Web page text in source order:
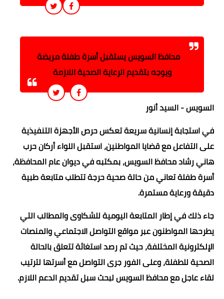
محافظ السويس يستقبل أسرة طفلة مريضة
ويوجه بتقديم الرعاية الصحية اللازمة
السويس - السيد أنور
في استجابة إنسانية سريعة تعكس حرص الأجهزة التنفيذية
على التفاعل مع قضايا المواطنين، استقبل اللواء أركان حرب
هاني رشاد محافظ السويس، بمكتبه في ديوان عام المحافظة،
أسرة طفلة تعاني من حالة صحية حرجة تتطلب متابعة طبية
دقيقة ورعاية مستمرة.
جاء ذلك في إطار المتابعة اليومية للشكاوى والمطالب التي
يطرحها المواطنون عبر مواقع التواصل الاجتماعي والمنصات
الإلكترونية المختلفة، حيث تم رصد استغاثة تتعلق بالحالة
الصحية للطفلة، وعلى الفور جرى التواصل مع أسرتها لترتيب
لقاء عاجل مع محافظ السويس لبحث سبل تقديم الدعم اللازم.